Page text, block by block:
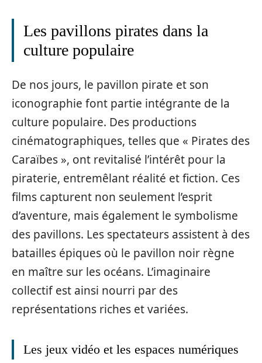
Les pavillons pirates dans la
culture populaire
De nos jours, le pavillon pirate et son
iconographie font partie intégrante de la
culture populaire. Des productions
cinématographiques, telles que « Pirates des
Caraïbes », ont revitalisé l’intérêt pour la
piraterie, entremêlant réalité et fiction. Ces
films capturent non seulement l’esprit
d’aventure, mais également le symbolisme
des pavillons. Les spectateurs assistent à des
batailles épiques où le pavillon noir règne
en maître sur les océans. L’imaginaire
collectif est ainsi nourri par des
représentations riches et variées.
Les jeux vidéo et les espaces numériques